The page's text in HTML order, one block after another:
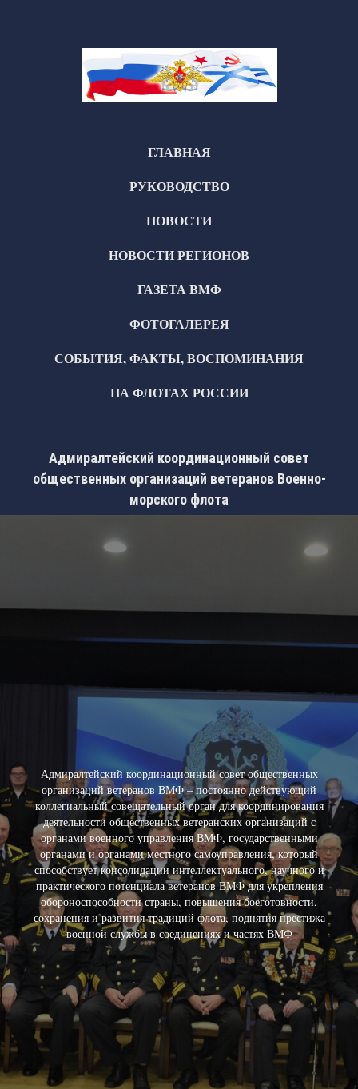
ГЛАВНАЯ
РУКОВОДСТВО
НОВОСТИ
НОВОСТИ РЕГИОНОВ
ГАЗЕТА ВМФ
ФОТОГАЛЕРЕЯ
СОБЫТИЯ, ФАКТЫ, ВОСПОМИНАНИЯ
НА ФЛОТАХ РОССИИ
Адмиралтейский координационный совет
общественных организаций ветеранов Военно-
морского флота
Адмиралтейский координационный совет общественных
организаций ветеранов ВМФ – постоянно действующий
коллегиальный совещательный орган для координирования
деятельности общественных ветеранских организаций с
органами военного управления ВМФ, государственными
органами и органами местного самоуправления, который
способствует консолидации интеллектуального, научного и
практического потенциала ветеранов ВМФ для укрепления
обороноспособности страны, повышения боеготовности,
сохранения и развития традиций флота, поднятия престижа
военной службы в соединениях и частях ВМФ